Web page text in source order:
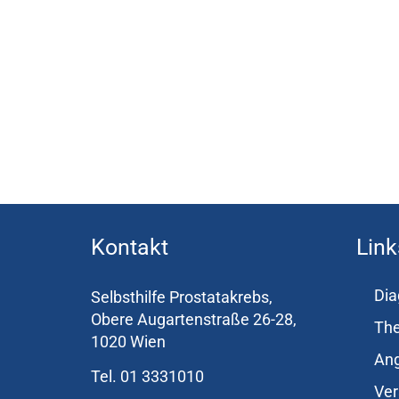
Kontakt
Selbsthilfe Prostatakrebs,
Obere Augartenstraße 26-28,
1020 Wien
Tel. 01 3331010